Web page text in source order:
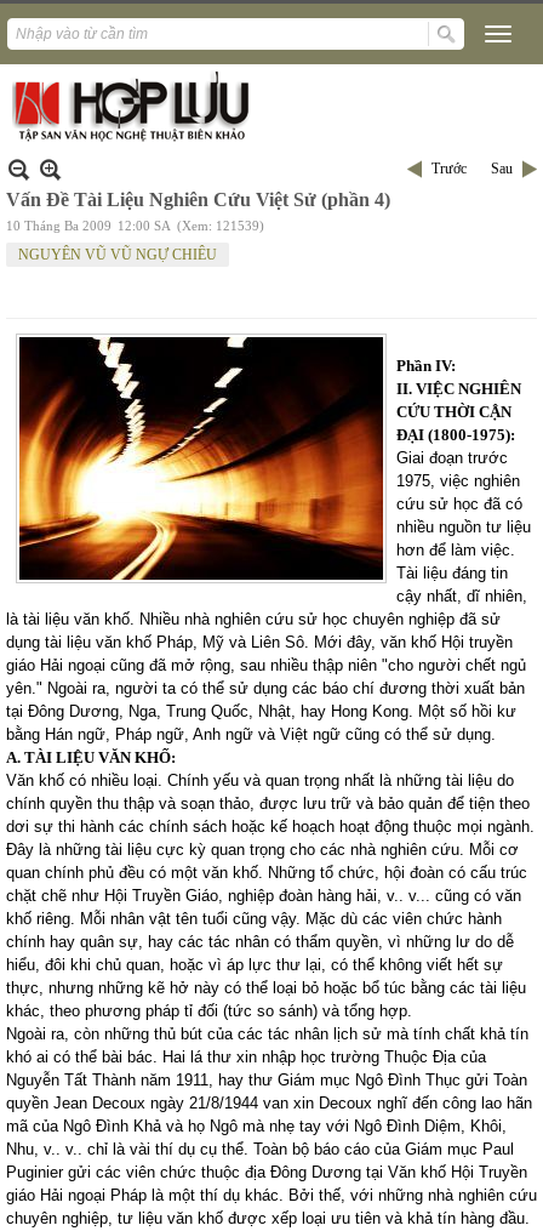
Trước Sau
Vấn Đề Tài Liệu Nghiên Cứu Việt Sử (phần 4)
10 Tháng Ba 2009 12:00 SA (Xem: 121539)
NGUYÊN VŨ VŨ NGỰ CHIÊU
Phần IV:
II. VIỆC NGHIÊN
CỨU THỜI CẬN
ĐẠI (1800-1975):
Giai đoạn trước
1975, việc nghiên
cứu sử học đã có
nhiều nguồn tư liệu
hơn để làm việc.
Tài liệu đáng tin
cậy nhất, dĩ nhiên,
là tài liệu văn khố. Nhiều nhà nghiên cứu sử học chuyên nghiệp đã sử
dụng tài liệu văn khố Pháp, Mỹ và Liên Sô. Mới đây, văn khố Hội truyền
giáo Hải ngoại cũng đã mở rộng, sau nhiều thập niên "cho người chết ngủ
yên." Ngoài ra, người ta có thể sử dụng các báo chí đương thời xuất bản
tại Đông Dương, Nga, Trung Quốc, Nhật, hay Hong Kong. Một số hồi kư
bằng Hán ngữ, Pháp ngữ, Anh ngữ và Việt ngữ cũng có thể sử dụng.
A. TÀI LIỆU VĂN KHỐ:
Văn khố có nhiều loại. Chính yếu và quan trọng nhất là những tài liệu do
chính quyền thu thập và soạn thảo, được lưu trữ và bảo quản để tiện theo
dơi sự thi hành các chính sách hoặc kế hoạch hoạt động thuộc mọi ngành.
Đây là những tài liệu cực kỳ quan trọng cho các nhà nghiên cứu. Mỗi cơ
quan chính phủ đều có một văn khố. Những tổ chức, hội đoàn có cấu trúc
chặt chẽ như Hội Truyền Giáo, nghiệp đoàn hàng hải, v.. v... cũng có văn
khố riêng. Mỗi nhân vật tên tuổi cũng vậy. Mặc dù các viên chức hành
chính hay quân sự, hay các tác nhân có thẩm quyền, vì những lư do dễ
hiểu, đôi khi chủ quan, hoặc vì áp lực thư lại, có thể không viết hết sự
thực, nhưng những kẽ hở này có thể loại bỏ hoặc bổ túc bằng các tài liệu
khác, theo phương pháp tỉ đối (tức so sánh) và tổng hợp.
Ngoài ra, còn những thủ bút của các tác nhân lịch sử mà tính chất khả tín
khó ai có thể bài bác. Hai lá thư xin nhập học trường Thuộc Địa của
Nguyễn Tất Thành năm 1911, hay thư Giám mục Ngô Đình Thục gửi Toàn
quyền Jean Decoux ngày 21/8/1944 van xin Decoux nghĩ đến công lao hãn
mã của Ngô Đình Khả và họ Ngô mà nhẹ tay với Ngô Đình Diệm, Khôi,
Nhu, v.. v.. chỉ là vài thí dụ cụ thể. Toàn bộ báo cáo của Giám mục Paul
Puginier gửi các viên chức thuộc địa Đông Dương tại Văn khố Hội Truyền
giáo Hải ngoại Pháp là một thí dụ khác. Bởi thế, với những nhà nghiên cứu
chuyên nghiệp, tư liệu văn khố được xếp loại ưu tiên và khả tín hàng đầu.